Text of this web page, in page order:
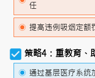
任
提高违例吸烟定额
策略4：重教育、
通过基层医疗系统